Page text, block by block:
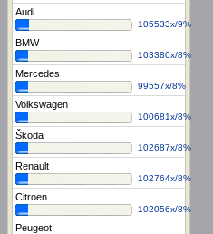
Audi
105533x/9%
BMW
103380x/8%
Mercedes
99557x/8%
Volkswagen
100681x/8%
Škoda
102687x/8%
Renault
102764x/8%
Citroen
102056x/8%
Peugeot